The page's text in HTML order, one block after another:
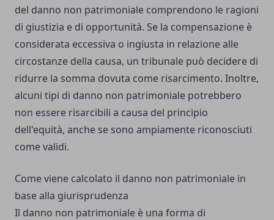
del danno non patrimoniale comprendono le ragioni
di giustizia e di opportunità. Se la compensazione è
considerata eccessiva o ingiusta in relazione alle
circostanze della causa, un tribunale può decidere di
ridurre la somma dovuta come risarcimento. Inoltre,
alcuni tipi di danno non patrimoniale potrebbero
non essere risarcibili a causa del principio
dell'equità, anche se sono ampiamente riconosciuti
come validi.
Come viene calcolato il danno non patrimoniale in
base alla giurisprudenza
Il danno non patrimoniale è una forma di